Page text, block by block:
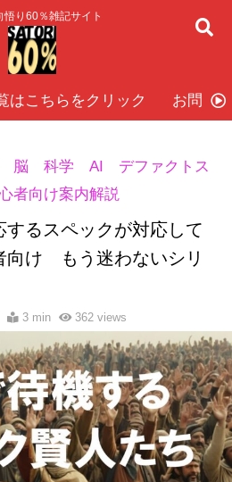
悟り60％雑記サイト
はこちらをクリック お問い
脳 科学 AI デファクトス
者向け案内解説
るスペックが対応して
け もう迷わないシリ
3 min 362views